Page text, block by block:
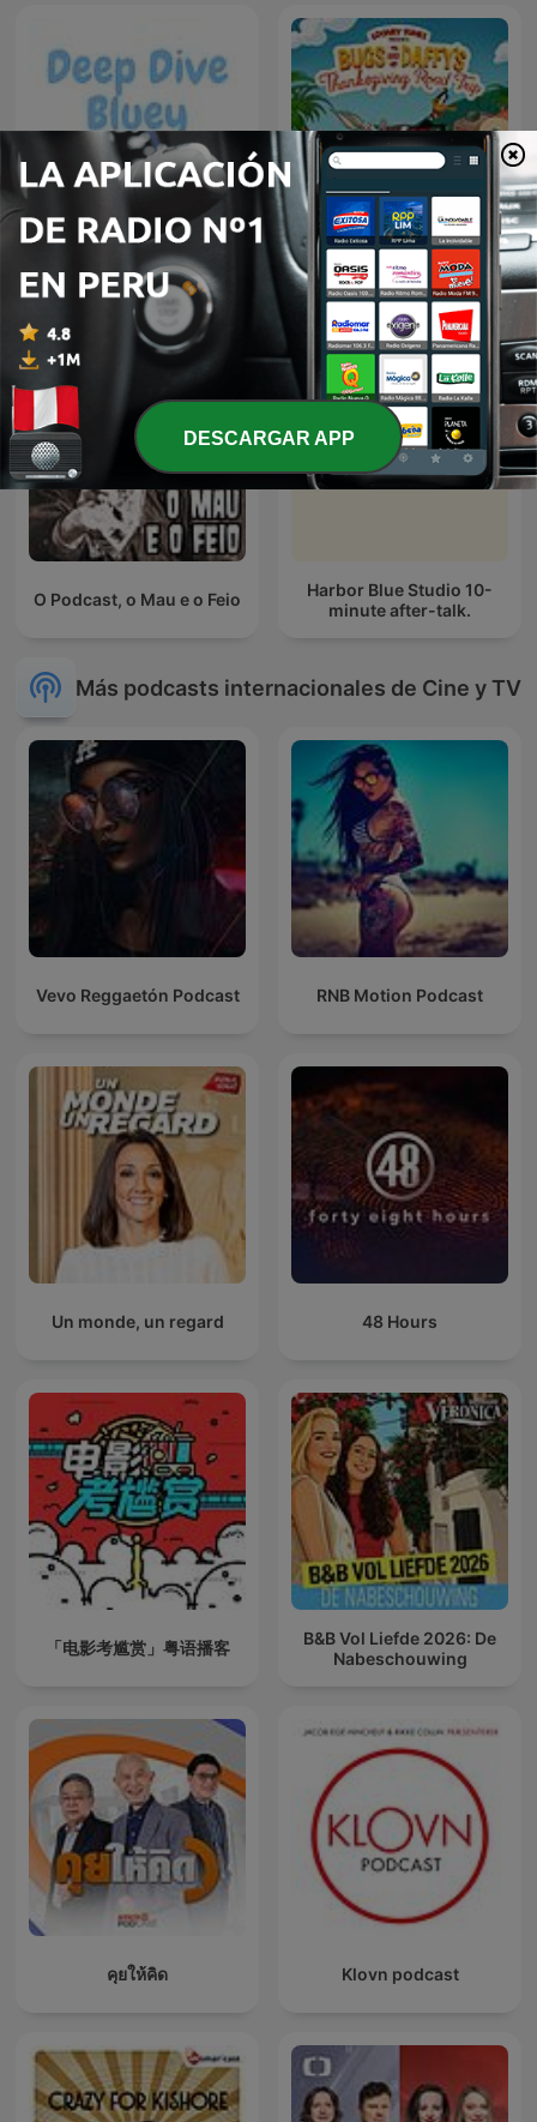
Deep Dive Bluey
Looney Tunes Presents -
Bugs & Daffy’s
Thanksgiving Road Trip
O Podcast, o Mau e o Feio
Harbor Blue Studio 10-
minute after-talk.
Más podcasts internacionales de Cine y TV
Vevo Reggaetón Podcast RNB Motion Podcast
Un monde, un regard 48 Hours
「电影考尴赏」粤语播客
B&B Vol Liefde 2026: De
Nabeschouwing
คุยให้คิด Klovn podcast
DESCARGAR APP